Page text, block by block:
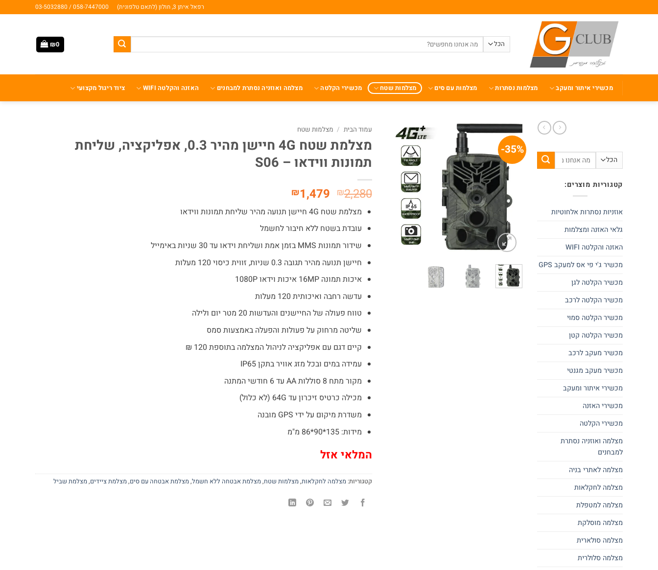
to
רפאל איתן 3, חולון (לתאם טלפונית) 058-7447000 / 03-5032880
עבור:
₪0
מכשירי איתור ומעקב מצלמות נסתרות מצלמות עם סים מצלמות שטח מכשירי הקלטה מצלמה ואוזניה נסתרת למבחנים האזנה והקלטה WIFI ציוד ריגול מקצועי
עבור:
קטגוריות מוצרים:
אוזניות נסתרות אלחוטיות
גלאי האזנה ומצלמות
האזנה והקלטה WIFI
מכשיר ג'י פי אס למעקב GPS
מכשיר הקלטה לגן
מכשיר הקלטה לרכב
מכשיר הקלטה סמוי
מכשיר הקלטה קטן
מכשיר מעקב לרכב
מכשיר מעקב מגנטי
מכשירי איתור ומעקב
מכשירי האזנה
מכשירי הקלטה
מצלמה ואוזניה נסתרת
למבחנים
מצלמה לאתרי בניה
מצלמה לחקלאות
מצלמה למטפלת
מצלמה מוסלקת
מצלמה סולארית
מצלמה סלולרית
35%-
עמוד הבית / מצלמות שטח
מצלמת שטח 4G חיישן מהיר 0.3, אפליקציה, שליחת
תמונות ווידאו – S06
₪2,280 המחיר
המקורי
היה:
₪2,280.
₪1,479 המחיר
הנוכחי
הוא:
₪1,479.
מצלמת שטח 4G חיישן תנועה מהיר שליחת תמונות ווידאו
עובדת בשטח ללא חיבור לחשמל
שידור תמונות MMS בזמן אמת ושליחת וידאו עד 30 שניות באימייל
חיישן תנועה מהיר תגובה 0.3 שניות, זווית כיסוי 120 מעלות
איכות תמונה 16MP איכות וידאו 1080P
עדשה רחבה ואיכותית 120 מעלות
טווח פעולה של החיישנים והעדשות 20 מטר יום ולילה
שליטה מרחוק על פעולות והפעלה באמצעות סמס
קיים דגם עם אפליקציה לניהול המצלמה בתוספת 120 ₪
עמידה במים ובכל מזג אוויר בתקן IP65
מקור מתח 8 סוללות AA עד 6 חודשי המתנה
מכילה כרטיס זיכרון עד 64G (לא כלול)
משדרת מיקום על ידי GPS מובנה
מידות: 135*90*86 מ"מ
המלאי אזל
קטגוריות:מצלמה לחקלאות,מצלמות שטח,מצלמת אבטחה ללא חשמל,מצלמת אבטחה עם סים,מצלמת ציידים,מצלמת שביל